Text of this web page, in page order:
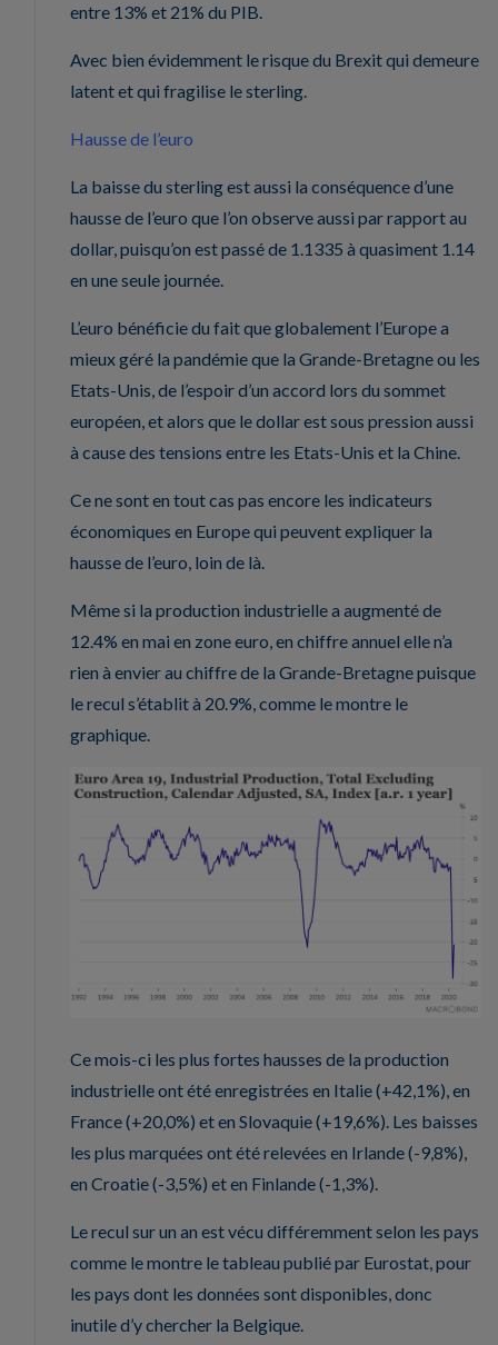
entre 13% et 21% du PIB.
Avec bien évidemment le risque du Brexit qui demeure
latent et qui fragilise le sterling.
Hausse de l’euro
La baisse du sterling est aussi la conséquence d’une
hausse de l’euro que l’on observe aussi par rapport au
dollar, puisqu’on est passé de 1.1335 à quasiment 1.14
en une seule journée.
L’euro bénéficie du fait que globalement l’Europe a
mieux géré la pandémie que la Grande-Bretagne ou les
Etats-Unis, de l’espoir d’un accord lors du sommet
européen, et alors que le dollar est sous pression aussi
à cause des tensions entre les Etats-Unis et la Chine.
Ce ne sont en tout cas pas encore les indicateurs
économiques en Europe qui peuvent expliquer la
hausse de l’euro, loin de là.
Même si la production industrielle a augmenté de
12.4% en mai en zone euro, en chiffre annuel elle n’a
rien à envier au chiffre de la Grande-Bretagne puisque
le recul s’établit à 20.9%, comme le montre le
graphique.
Ce mois-ci les plus fortes hausses de la production
industrielle ont été enregistrées en Italie (+42,1%), en
France (+20,0%) et en Slovaquie (+19,6%). Les baisses
les plus marquées ont été relevées en Irlande (-9,8%),
en Croatie (-3,5%) et en Finlande (-1,3%).
Le recul sur un an est vécu différemment selon les pays
comme le montre le tableau publié par Eurostat, pour
les pays dont les données sont disponibles, donc
inutile d’y chercher la Belgique.